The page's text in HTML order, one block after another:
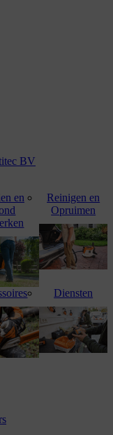
BV
en
Reinigen en
Opruimen
Diensten